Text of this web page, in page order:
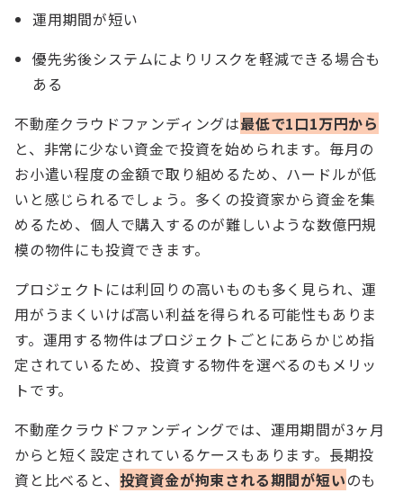
運用期間が短い
優先劣後システムによりリスクを軽減できる場合も
ある
不動産クラウドファンディングは最低で1口1万円から
と、非常に少ない資金で投資を始められます。毎月の
お小遣い程度の金額で取り組めるため、ハードルが低
いと感じられるでしょう。多くの投資家から資金を集
めるため、個人で購入するのが難しいような数億円規
模の物件にも投資できます。
プロジェクトには利回りの高いものも多く見られ、運
用がうまくいけば高い利益を得られる可能性もありま
す。運用する物件はプロジェクトごとにあらかじめ指
定されているため、投資する物件を選べるのもメリッ
トです。
不動産クラウドファンディングでは、運用期間が3ヶ月
からと短く設定されているケースもあります。長期投
資と比べると、 投資資金が拘束される期間が短いのも